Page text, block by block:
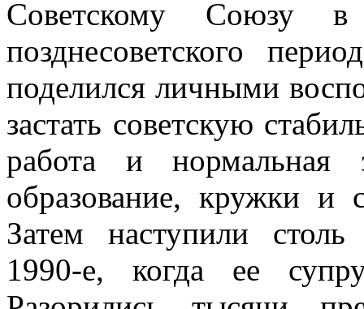
Советскому Союзу
позднесоветского
поделился личными
застать советскую
работа и нормальная
образование, кружки и
Затем наступили
1990-е, когда ее